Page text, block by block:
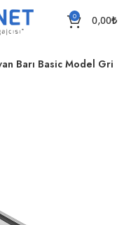
0 0,00₺
Barı Basic Model Gri